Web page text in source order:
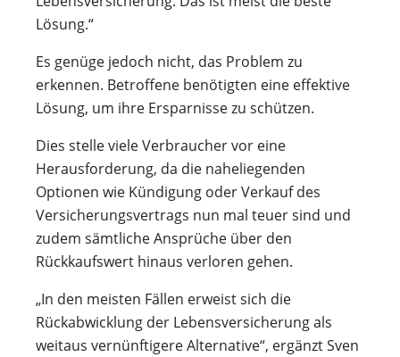
Lösung.“
Es genüge jedoch nicht, das Problem zu
erkennen. Betroffene benötigten eine effektive
Lösung, um ihre Ersparnisse zu schützen.
Dies stelle viele Verbraucher vor eine
Herausforderung, da die naheliegenden
Optionen wie Kündigung oder Verkauf des
Versicherungsvertrags nun mal teuer sind und
zudem sämtliche Ansprüche über den
Rückkaufswert hinaus verloren gehen.
„In den meisten Fällen erweist sich die
Rückabwicklung der Lebensversicherung als
weitaus vernünftigere Alternative“, ergänzt Sven